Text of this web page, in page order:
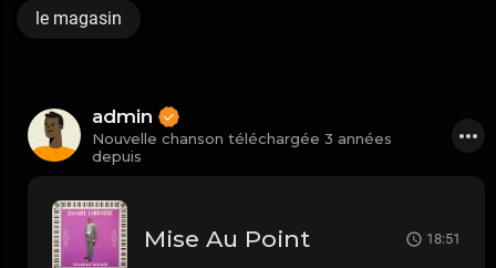
le magasin
admin
Nouvelle chanson téléchargée 3 années
depuis
Mise Au Point 18:51